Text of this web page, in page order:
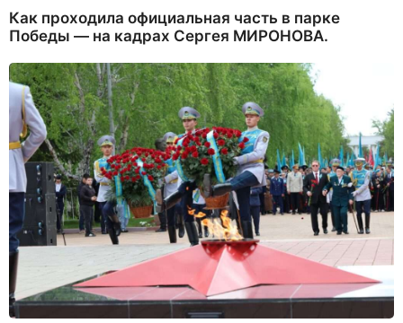
Как проходила официальная часть в парке
Победы — на кадрах Сергея МИРОНОВА.